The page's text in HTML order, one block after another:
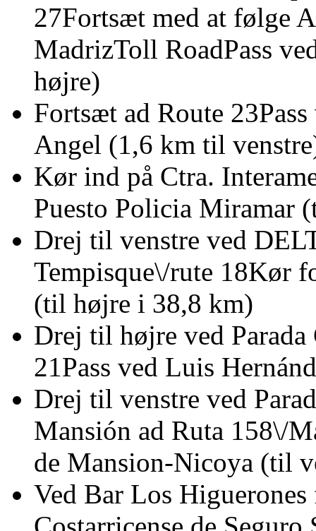
27Fortsæt med at følge
MadrizToll RoadPass
højre)
Fortsæt ad Route
Angel (1,6 km til
Kør ind på Ctra.
Puesto Policia Miramar
Drej til venstre ved
Tempisque\/rute 18Kør
(til højre i 38,8 km)
Drej til højre ved Parada
21Pass ved Luis
Drej til venstre ved
Mansión ad Ruta 158\/
de Mansion-Nicoya (til
Ved Bar Los